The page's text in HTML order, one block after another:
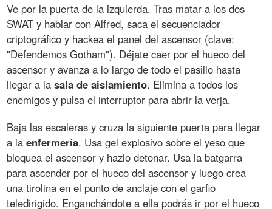
Ve por la puerta de la izquierda. Tras matar a los dos
SWAT y hablar con Alfred, saca el secuenciador
criptográfico y hackea el panel del ascensor (clave:
"Defendemos Gotham"). Déjate caer por el hueco del
ascensor y avanza a lo largo de todo el pasillo hasta
llegar a lasala de aislamiento. Elimina a todos los
enemigos y pulsa el interruptor para abrir la verja.
Baja las escaleras y cruza la siguiente puerta para llegar
a laenfermería. Usa gel explosivo sobre el yeso que
bloquea el ascensor y hazlo detonar. Usa la batgarra
para ascender por el hueco del ascensor y luego crea
una tirolina en el punto de anclaje con el garfio
teledirigido. Enganchándote a ella podrás ir por el hueco